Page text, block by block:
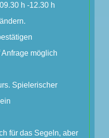
h -12.30 h
möglich
Spielerischer
für das Segeln, aber